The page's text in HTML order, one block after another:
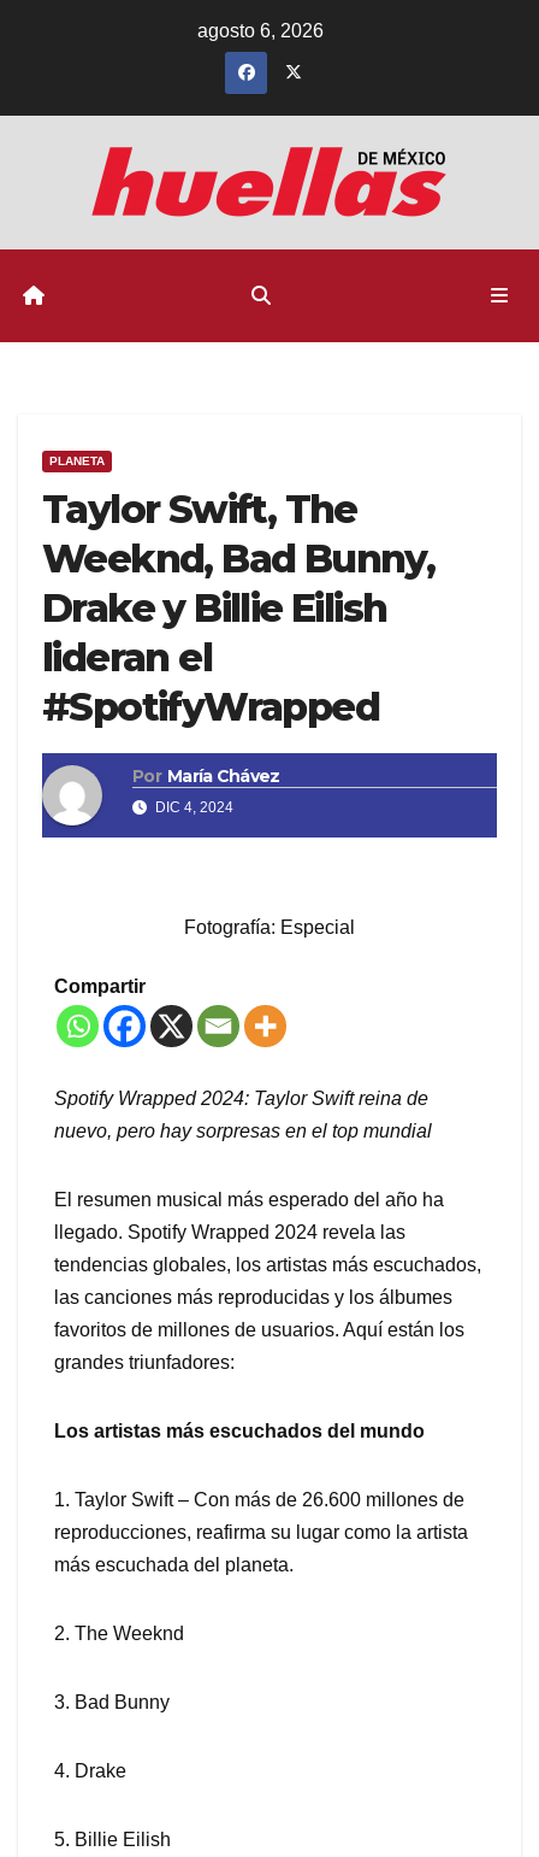
agosto 6, 2026
PLANETA
Taylor Swift, The
Weeknd, Bad Bunny,
Drake y Billie Eilish
lideran el
#SpotifyWrapped
Por María Chávez
DIC 4, 2024
Fotografía: Especial
Compartir
Spotify Wrapped 2024: Taylor Swift reina de
nuevo, pero hay sorpresas en el top mundial
El resumen musical más esperado del año ha
llegado. Spotify Wrapped 2024 revela las
tendencias globales, los artistas más escuchados,
las canciones más reproducidas y los álbumes
favoritos de millones de usuarios. Aquí están los
grandes triunfadores:
Los artistas más escuchados del mundo
1. Taylor Swift – Con más de 26.600 millones de
reproducciones, reafirma su lugar como la artista
más escuchada del planeta.
2. The Weeknd
3. Bad Bunny
4. Drake
5. Billie Eilish